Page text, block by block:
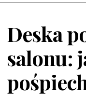
Deska
salonu: